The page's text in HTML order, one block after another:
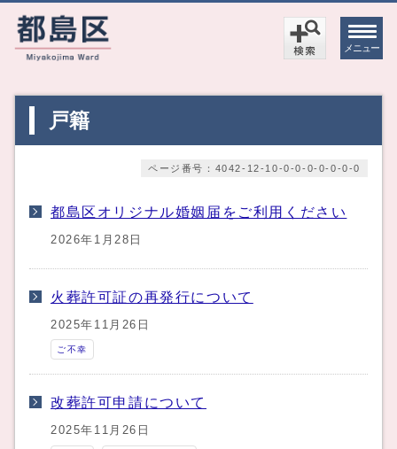
メニュー
戸籍
ページ番号：4042-12-10-0-0-0-0-0-0-0
都島区オリジナル婚姻届をご利用ください
2026年1月28日
火葬許可証の再発行について
2025年11月26日
ご不幸
改葬許可申請について
2025年11月26日